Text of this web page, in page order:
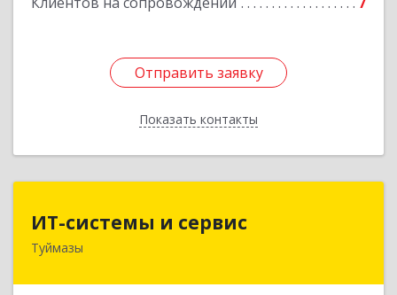
Отправить заявку
Показать контакты
Отправить заявку
Назад
ИТ-системы и сервис
Туймазы